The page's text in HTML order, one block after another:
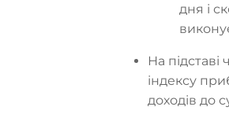
дня і
На
індексу
доходів до